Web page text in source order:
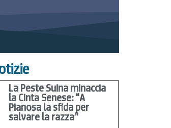
La Peste Suina minaccia
la Cinta Senese: “A
Pianosa la sfida per
salvare la razza”